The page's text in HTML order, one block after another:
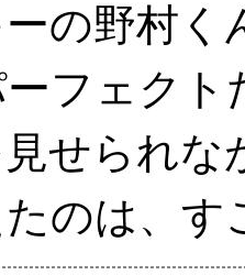
の野村く
フェクト
せられな
のは、す